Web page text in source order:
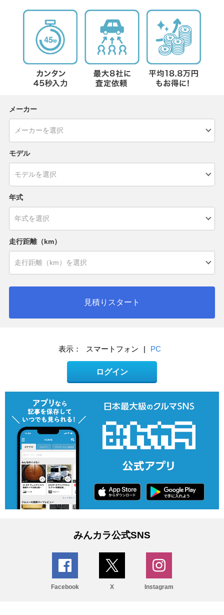
メーカー
モデル
年式
走行距離（km）
見積りスタート
表示： スマートフォン | PC
ログイン
みんカラ公式SNS
Facebook X Instagram